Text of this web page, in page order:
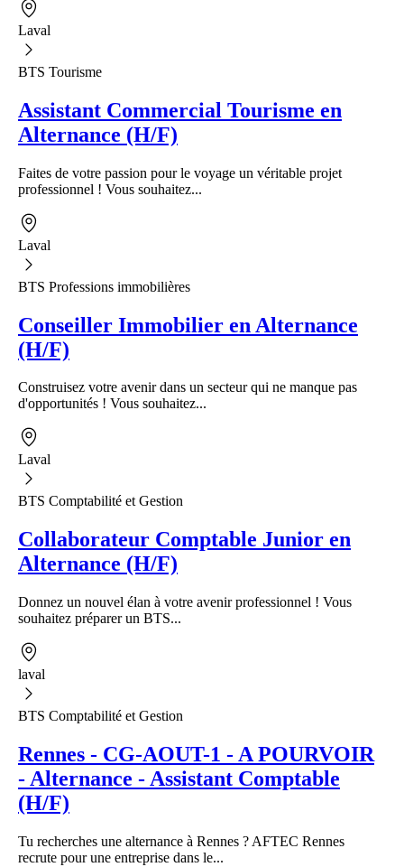
Laval
BTS Tourisme
Assistant Commercial Tourisme en
Alternance (H/F)
Faites de votre passion pour le voyage un véritable projet
professionnel ! Vous souhaitez...
Laval
BTS Professions immobilières
Conseiller Immobilier en Alternance
(H/F)
Construisez votre avenir dans un secteur qui ne manque pas
d'opportunités ! Vous souhaitez...
Laval
BTS Comptabilité et Gestion
Collaborateur Comptable Junior en
Alternance (H/F)
Donnez un nouvel élan à votre avenir professionnel ! Vous
souhaitez préparer un BTS...
laval
BTS Comptabilité et Gestion
Rennes - CG-AOUT-1 - A POURVOIR
- Alternance - Assistant Comptable
(H/F)
Tu recherches une alternance à Rennes ? AFTEC Rennes
recrute pour une entreprise dans le...